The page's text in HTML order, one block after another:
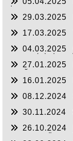
29.03.2025
17.03.2025
04.03.2025
27.01.2025
16.01.2025
08.12.2024
30.11.2024
26.10.2024